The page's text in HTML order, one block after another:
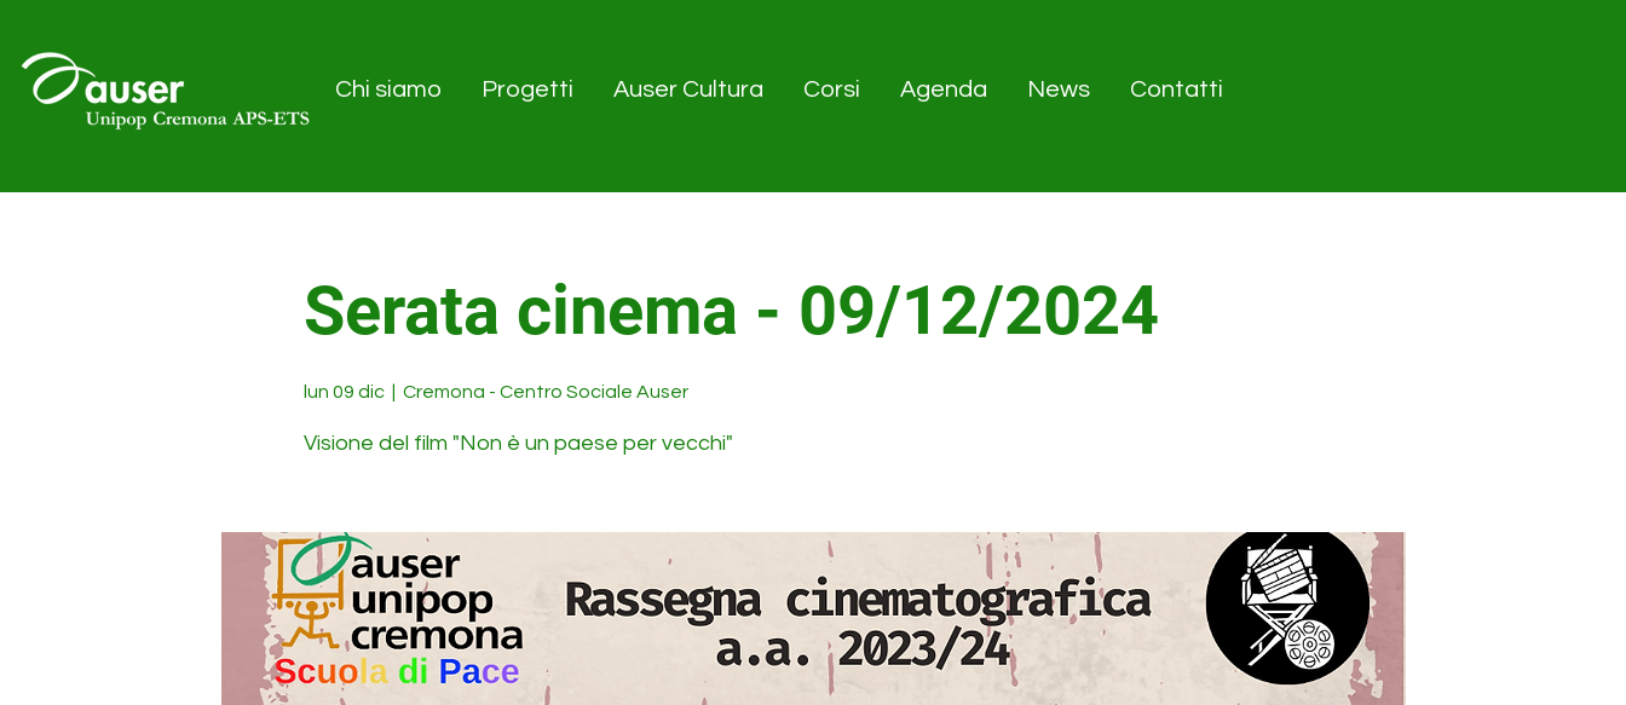
Chi siamo Progetti Auser Cultura Corsi Agenda News Contatti
Serata cinema - 09/12/2024
lun 09 dic
  |
Cremona - Centro Sociale Auser